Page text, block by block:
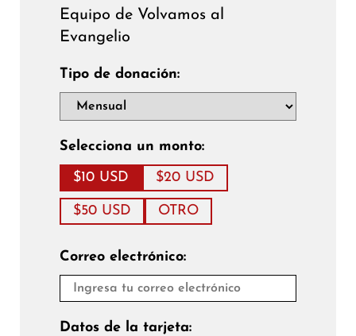
Equipo de Volvamos al
Evangelio
Tipo de donación:
Selecciona un monto:
$10 USD $20 USD
$50 USD OTRO
Correo electrónico:
Datos de la tarjeta: